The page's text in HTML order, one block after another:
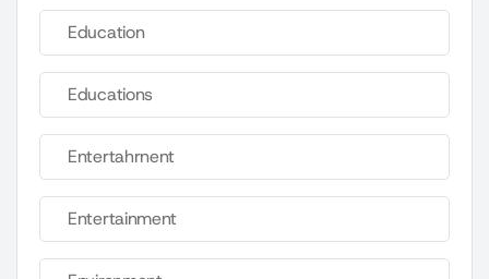
Education
Educations
Entertahrnent
Entertainment